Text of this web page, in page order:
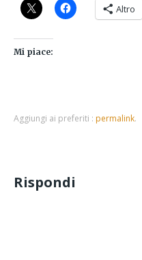
Altro
Mi piace:
Aggiungi ai preferiti : permalink.
Rispondi